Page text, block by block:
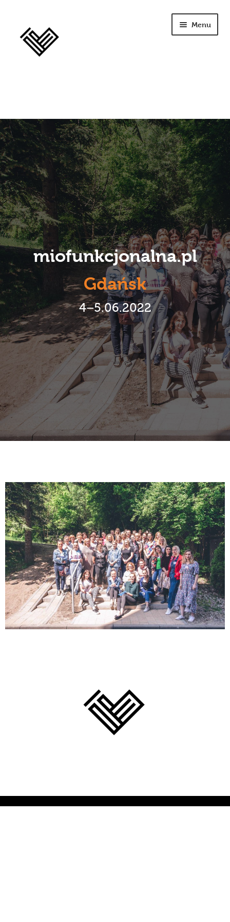
Menu
opinie
licencja
terapia
Seplenienie
Karmienie piersią
Terapeuci
galeria
publikacje
kontakt
regulaminy
sklep 2.0
miofunkcjonalna.pl
Gdańsk
4–5.06.2022